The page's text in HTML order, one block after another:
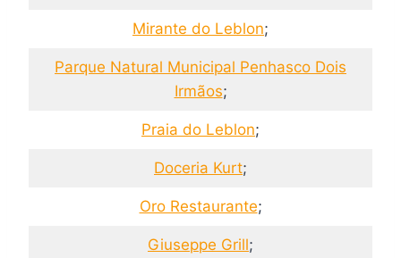
Mirante do Leblon;
Parque Natural Municipal Penhasco Dois
Irmãos;
Praia do Leblon;
Doceria Kurt;
Oro Restaurante;
Giuseppe Grill;